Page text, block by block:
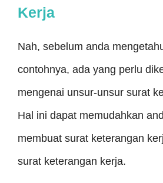
Kerja
Nah, sebelum anda
contohnya, ada yang perlu
mengenai unsur-unsur surat
Hal ini dapat memudahkan
membuat surat keterangan
surat keterangan kerja.